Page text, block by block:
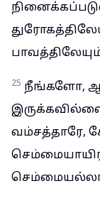
25 நீங்களோ,
வம்சத்தாரே,